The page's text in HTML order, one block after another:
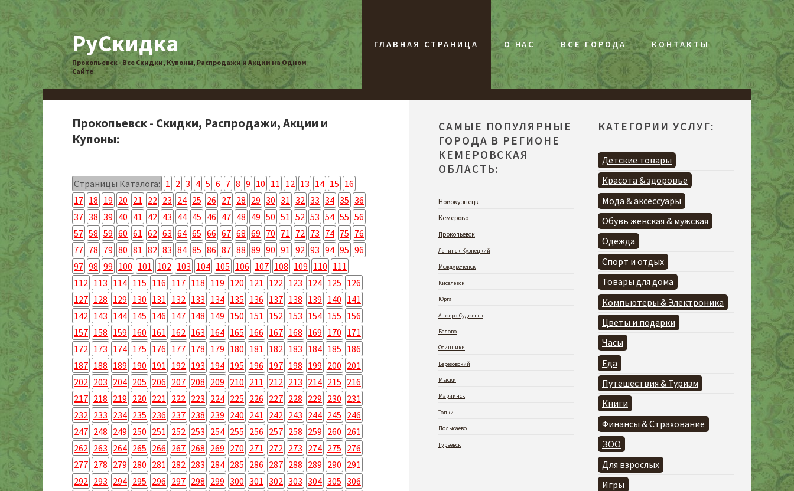
РуСкидка
Прокопьевск - Все Скидки, Купоны, Распродажи и Акции на Одном
Сайте
ГЛАВНАЯ СТРАНИЦА О НАС ВСЕ ГОРОДА КОНТАКТЫ
Прокопьевск - Скидки, Распродажи, Акции и
Купоны:
Страницы Каталога: 1 2 3 4 5 6 7 8 9 10 11 12 13 14 15 16
17 18 19 20 21 22 23 24 25 26 27 28 29 30 31 32 33 34 35 36
37 38 39 40 41 42 43 44 45 46 47 48 49 50 51 52 53 54 55 56
57 58 59 60 61 62 63 64 65 66 67 68 69 70 71 72 73 74 75 76
77 78 79 80 81 82 83 84 85 86 87 88 89 90 91 92 93 94 95 96
97 98 99 100 101 102 103 104 105 106 107 108 109 110 111
112 113 114 115 116 117 118 119 120 121 122 123 124 125 126
127 128 129 130 131 132 133 134 135 136 137 138 139 140 141
142 143 144 145 146 147 148 149 150 151 152 153 154 155 156
157 158 159 160 161 162 163 164 165 166 167 168 169 170 171
172 173 174 175 176 177 178 179 180 181 182 183 184 185 186
187 188 189 190 191 192 193 194 195 196 197 198 199 200 201
202 203 204 205 206 207 208 209 210 211 212 213 214 215 216
217 218 219 220 221 222 223 224 225 226 227 228 229 230 231
232 233 234 235 236 237 238 239 240 241 242 243 244 245 246
247 248 249 250 251 252 253 254 255 256 257 258 259 260 261
262 263 264 265 266 267 268 269 270 271 272 273 274 275 276
277 278 279 280 281 282 283 284 285 286 287 288 289 290 291
292 293 294 295 296 297 298 299 300 301 302 303 304 305 306
САМЫЕ ПОПУЛЯРНЫЕ
ГОРОДА В РЕГИОНЕ
КЕМЕРОВСКАЯ
ОБЛАСТЬ:
Новокузнецк
Кемерово
Прокопьевск
Ленинск-Кузнецкий
Междуреченск
Киселёвск
Юрга
Анжеро-Судженск
Белово
Осинники
Берёзовский
Мыски
Мариинск
Топки
Полысаево
Гурьевск
КАТЕГОРИИ УСЛУГ:
Детские товары
Красота & здоровье
Мода & аксессуары
Обувь женская & мужская
Одежда
Спорт и отдых
Товары для дома
Компьютеры & Электроника
Цветы и подарки
Часы
Еда
Путешествия & Туризм
Книги
Финансы & Страхование
ЗОО
Для взрослых
Игры